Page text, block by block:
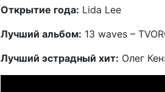
Открытие года: Lida Lee
Лучший альбом: 13 waves –
Лучший эстрадный хит: Олег